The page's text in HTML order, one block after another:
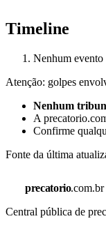
Timeline
Nenhum evento
Atenção: golpes
Nenhum
A
Confirme
Fonte da última
precatorio.com.br
Central pública de